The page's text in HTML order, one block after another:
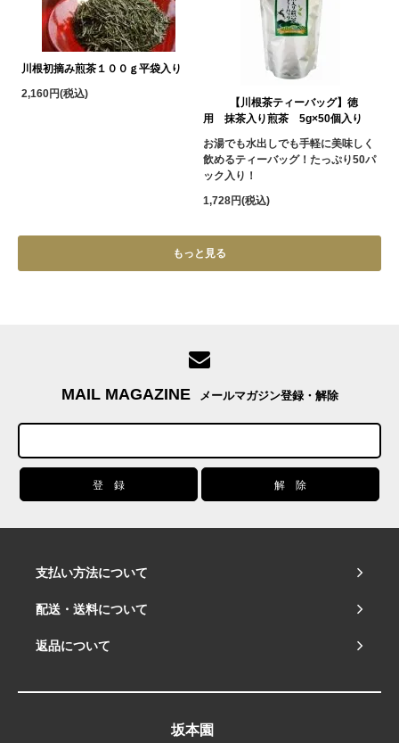
川根初摘み煎茶１００ｇ平袋入り
2,160円(税込)
【川根茶ティーバッグ】徳
用 抹茶入り煎茶 5g×50個入り
お湯でも水出しでも手軽に美味しく
飲めるティーバッグ！たっぷり50パ
ック入り！
1,728円(税込)
もっと見る
MAIL MAGAZINE メールマガジン登録・解除
支払い方法について
配送・送料について
返品について
坂本園